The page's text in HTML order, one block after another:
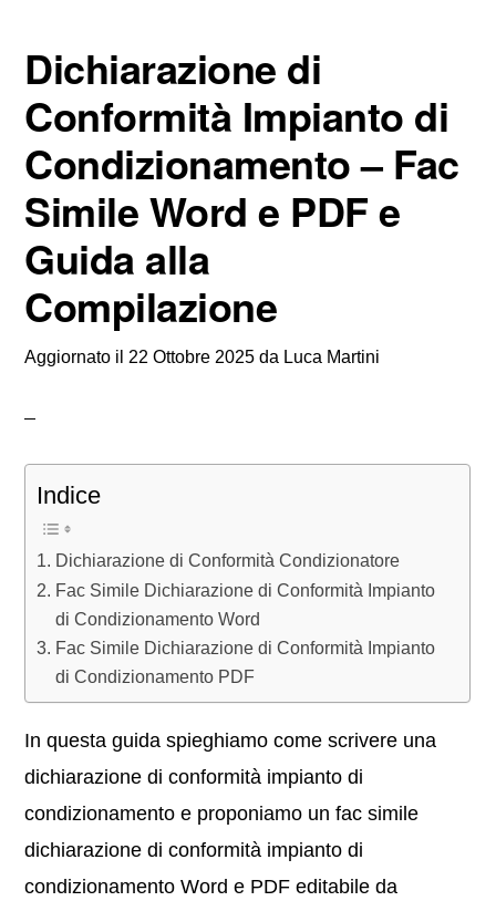
Dichiarazione di
Conformità Impianto di
Condizionamento – Fac
Simile Word e PDF e
Guida alla
Compilazione
Aggiornato il 22 Ottobre 2025 da Luca Martini
Indice
Dichiarazione di Conformità Condizionatore
Fac Simile Dichiarazione di Conformità Impianto
di Condizionamento Word
Fac Simile Dichiarazione di Conformità Impianto
di Condizionamento PDF
In questa guida spieghiamo come scrivere una
dichiarazione di conformità impianto di
condizionamento e proponiamo un fac simile
dichiarazione di conformità impianto di
condizionamento Word e PDF editabile da